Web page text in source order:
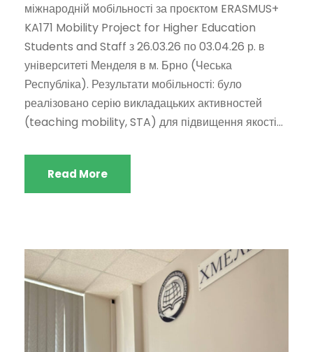
міжнародній мобільності за проєктом ERASMUS+
KA171 Mobility Project for Higher Education
Students and Staff з 26.03.26 по 03.04.26 р. в
університеті Менделя в м. Брно (Чеська
Республіка). Результати мобільності: було
реалізовано серію викладацьких активностей
(teaching mobility, STA) для підвищення якості...
Read More